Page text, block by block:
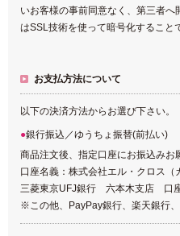
いお客様の事前同意なく、第三者
はSSL技術を使って暗号化すること
お支払方法について
以下の決済方法からお選び下さい。
銀行振込／ゆうちょ振替(前払い)
商品注文後、指定口座にお振込みお
口座名義：株式会社エル・クロス（
三菱東京UFJ銀行 六本木支店 口
※この他、PayPay銀行、楽天銀行、